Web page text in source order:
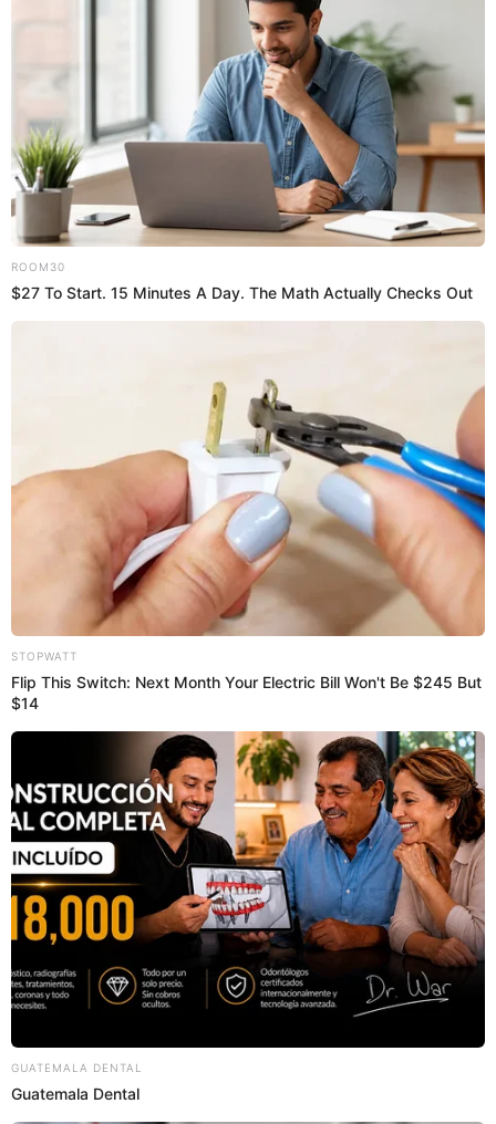
Prefiero a Buenazo en Google
Últimas Recetas Ver más
Hígado apanado peruano y fácil
chinos fácil y rápido
Jugo especial peruano y fácil
Prepara sopa de morón con
verduras tradicional peruano